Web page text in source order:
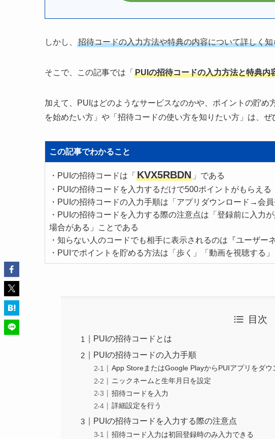
しかし、 招待コードの入力方法や特典の内容について詳しく
そこで、この記事では「 PUIの招待コードの入力方法と特典内
加えて、PUIはどのようなサービスなのかや、ポイントの貯
を始めたい方」や「招待コードの使い方を知りたい方」は、ぜ
この記事でわかること
・ PUIの招待コードは「 KVX5RBDN 」である
・PUIの招待コードを入力するだけで500ポイントがもらえる
・PUIの招待コードの入力手順は「アプリダウンロード→会
・PUIの招待コードを入力する際の注意点は「登録前に入力
場合がある」ことである
・知らない人のコードでも相手に表示されるのは『ユーザー
・PUIでポイントを貯める方法は「歩く」「動画を視聴する
目次
PUIの招待コードとは
PUIの招待コードの入力手順
App StoreまたはGoogle PlayからPUIアプリをダウ
ニックネームと生年月日を設定
招待コードを入力
詳細設定を行う
PUIの招待コードを入力する際の注意点
招待コード入力は初回登録時のみ入力できる